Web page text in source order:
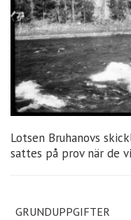
Lotsen Bruhanovs
sattes på prov när de
GRUNDUPPGIFTER